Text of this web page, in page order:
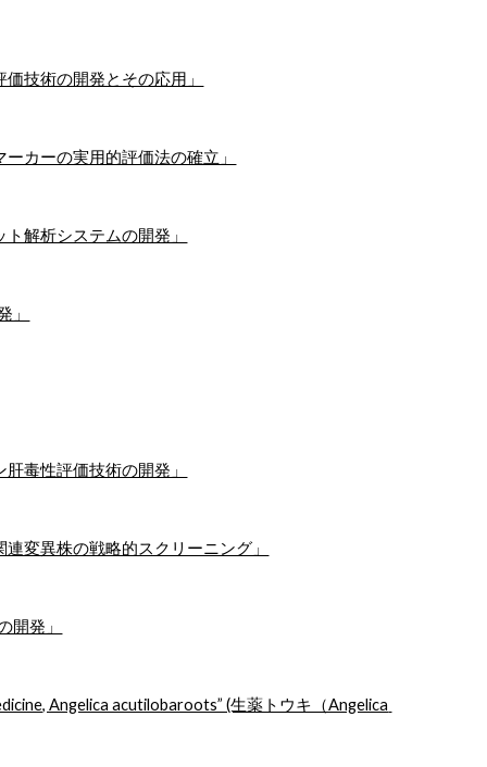
技術の開発とその応用」
カーの実用的評価法の確立」
解析システムの開発」
」
毒性評価技術の開発」
変異株の戦略的スクリーニング」
開発」
Angelica acutilobaroots” (生薬トウキ（Angelica